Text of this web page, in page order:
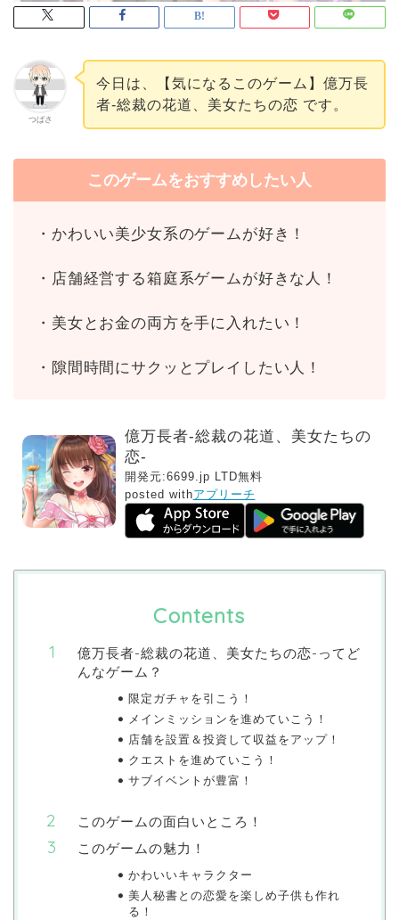
つばさ
今日は、【気になるこのゲーム】億万長
者-総裁の花道、美女たちの恋 です。
このゲームをおすすめしたい人
・かわいい美少女系のゲームが好き！
・店舗経営する箱庭系ゲームが好きな人！
・美女とお金の両方を手に入れたい！
・隙間時間にサクッとプレイしたい人！
億万長者-総裁の花道、美女たちの
恋-
開発元:6699.jp LTD無料
posted withアプリーチ
Contents
億万長者-総裁の花道、美女たちの恋-ってど
んなゲーム？
限定ガチャを引こう！
メインミッションを進めていこう！
店舗を設置＆投資して収益をアップ！
クエストを進めていこう！
サブイベントが豊富！
このゲームの面白いところ！
このゲームの魅力！
かわいいキャラクター
美人秘書との恋愛を楽しめ子供も作れ
る！